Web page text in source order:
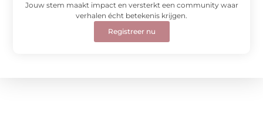
Jouw stem maakt impact en versterkt een community waar
verhalen écht betekenis krijgen.
Registreer nu